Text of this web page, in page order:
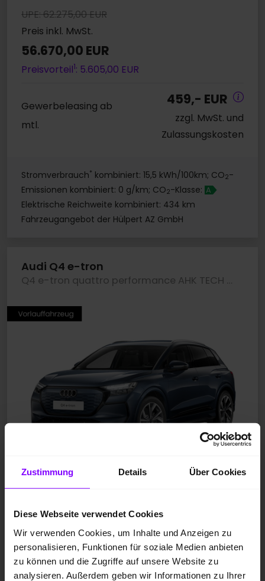
Zustimmung Details Über Cookies
Diese Webseite verwendet Cookies
Wir verwenden Cookies, um Inhalte und Anzeigen zu
personalisieren, Funktionen für soziale Medien anbieten
zu können und die Zugriffe auf unsere Website zu
analysieren. Außerdem geben wir Informationen zu Ihrer
UPE: 62.275,00 EUR
Preis inkl. MwSt.
56.670,00 EUR
Preisvorteil1: 5.605,00 EUR
Gewerbeleasing ab
mtl.
459,- EUR
zzgl. MwSt. und
Zulassungskosten
Stromverbrauch* kombiniert: 15,5 kWh/100km; CO2-
Emissionen kombiniert: 0 g/km; CO2-Klasse: A
Elektrische Reichweite kombiniert: 434 km
Fahrzeugangebot der Hülpert AZ GmbH
Audi Q4 e-tron
Q4 e-tron quattro performance AHK TECH PLUS
Plasmablau Metallic
10 km
250 kW / 340 PS